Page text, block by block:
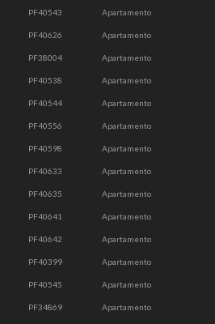
PF40543 Apartamento
PF40626 Apartamento
PF38004 Apartamento
PF40538 Apartamento
PF40544 Apartamento
PF40556 Apartamento
PF40598 Apartamento
PF40633 Apartamento
PF40635 Apartamento
PF40641 Apartamento
PF40642 Apartamento
PF40399 Apartamento
PF40545 Apartamento
PF34869 Apartamento